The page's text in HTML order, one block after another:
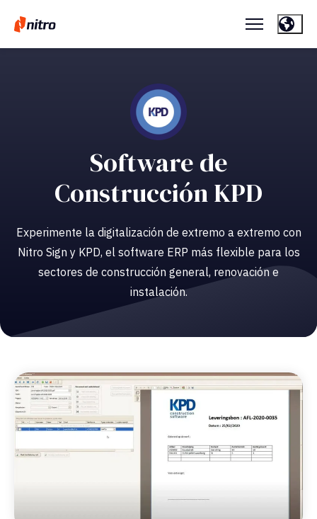
Software de
Construcción KPD
Experimente la digitalización de extremo a extremo con
Nitro Sign y KPD, el software ERP más flexible para los
sectores de construcción general, renovación e
instalación.